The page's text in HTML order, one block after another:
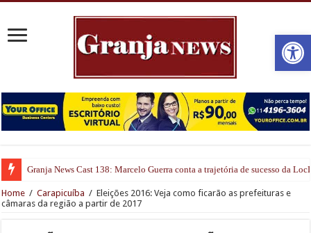
Granja News Cast 138: Marcelo Guerra conta a trajetória de sucesso da
Home / Carapicuíba / Eleições 2016: Veja como ficarão as prefeituras e
câmaras da região a partir de 2017